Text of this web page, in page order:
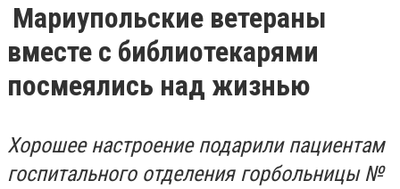
Мариупольские ветераны
вместе с библиотекарями
посмеялись над жизнью
Хорошее настроение подарили пациентам
госпитального отделения горбольницы №